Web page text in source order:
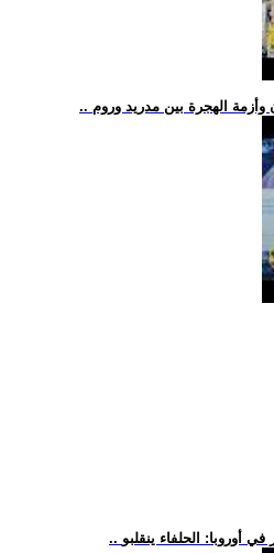
وأزمة الهجرة بين مدريد وروم
أوروبا: الحلفاء ينقلبو